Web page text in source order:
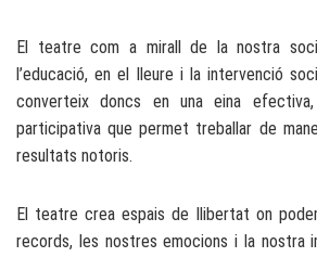
El teatre com a mirall de la nostra
l’educació, en el lleure i la intervenció
converteix doncs en una eina
participativa que permet treballar de
resultats notoris.
El teatre crea espais de llibertat on
records, les nostres emocions i la nostra